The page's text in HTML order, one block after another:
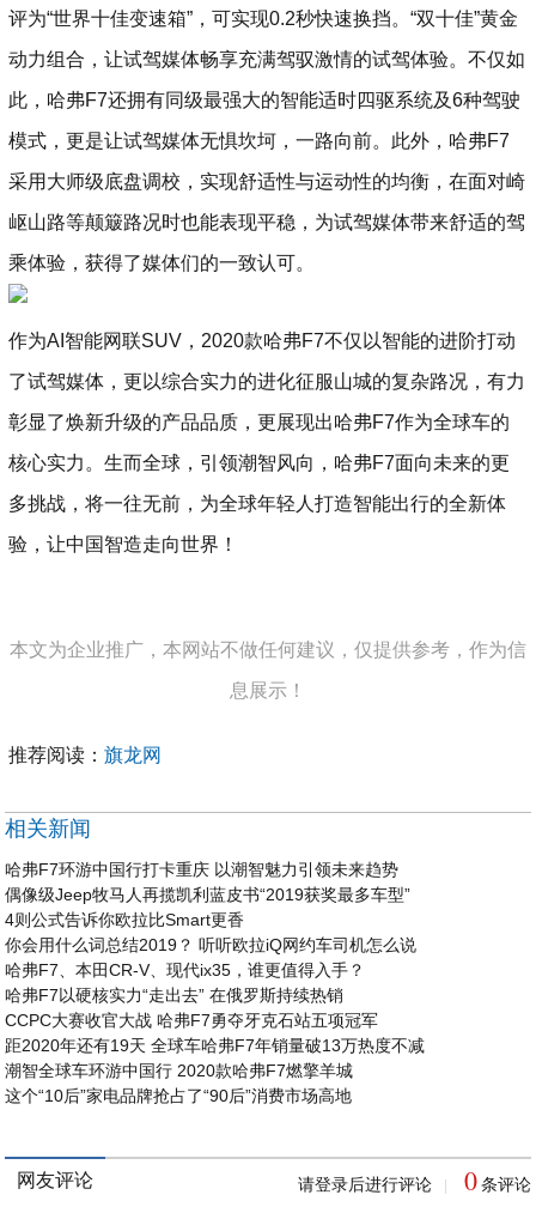
评为“世界十佳变速箱”，可实现0.2秒快速换挡。“双十佳”黄金
动力组合，让试驾媒体畅享充满驾驭激情的试驾体验。不仅如
此，哈弗F7还拥有同级最强大的智能适时四驱系统及6种驾驶
模式，更是让试驾媒体无惧坎坷，一路向前。此外，哈弗F7
采用大师级底盘调校，实现舒适性与运动性的均衡，在面对崎
岖山路等颠簸路况时也能表现平稳，为试驾媒体带来舒适的驾
乘体验，获得了媒体们的一致认可。
作为AI智能网联SUV，2020款哈弗F7不仅以智能的进阶打动
了试驾媒体，更以综合实力的进化征服山城的复杂路况，有力
彰显了焕新升级的产品品质，更展现出哈弗F7作为全球车的
核心实力。生而全球，引领潮智风向，哈弗F7面向未来的更
多挑战，将一往无前，为全球年轻人打造智能出行的全新体
验，让中国智造走向世界！
本文为企业推广，本网站不做任何建议，仅提供参考，作为信
息展示！
推荐阅读：旗龙网
相关新闻
哈弗F7环游中国行打卡重庆 以潮智魅力引领未来趋势
偶像级Jeep牧马人再揽凯利蓝皮书“2019获奖最多车型”
4则公式告诉你欧拉比Smart更香
​你会用什么词总结2019？ 听听欧拉iQ网约车司机怎么说
哈弗F7、本田CR-V、现代ix35，谁更值得入手？
哈弗F7以硬核实力“走出去” 在俄罗斯持续热销
CCPC大赛收官大战 哈弗F7勇夺牙克石站五项冠军
距2020年还有19天 全球车哈弗F7年销量破13万热度不减
潮智全球车环游中国行 2020款哈弗F7燃擎羊城
这个“10后”家电品牌抢占了“90后”消费市场高地
网友评论 请登录后进行评论 0 条评论